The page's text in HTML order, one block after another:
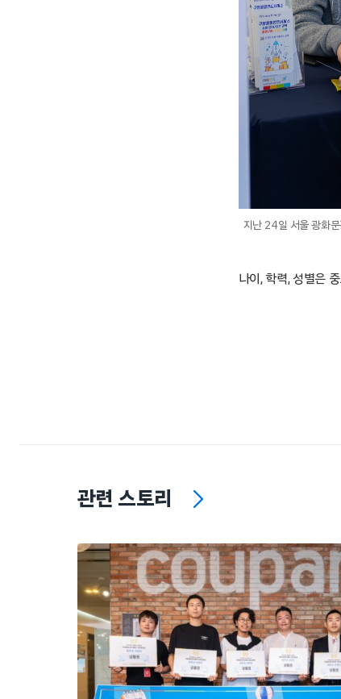
지난 24일 서울 광화
나이, 학력, 성별은
관련 스토리